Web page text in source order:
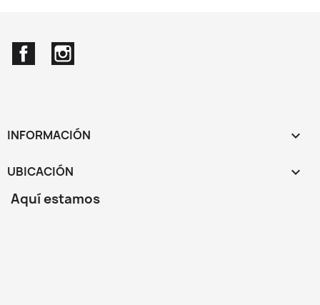
Facebook
INFORMACIÓN 
UBICACIÓN keyboard_arrow_down
Aquí estamos